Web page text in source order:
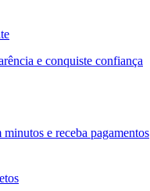
e conquiste confiança
e receba pagamentos